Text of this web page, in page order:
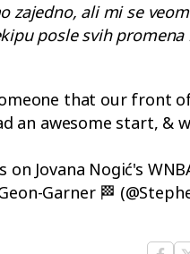
zajedno, ali mi se
posle svih
that our front
an awesome start, &
Jovana Nogić's
Garner 🏁